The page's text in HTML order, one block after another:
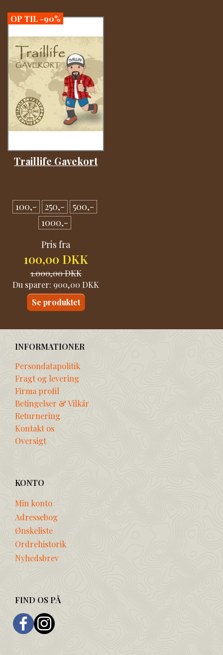
OP TIL -90%
Traillife Gavekort
100,- 250,-
500,-
1000,-
Pris fra
100,00 DKK
1.000,00 DKK
Du sparer: 900,00 DKK
Se produktet
INFORMATIONER
Persondatapolitik
Fragt og levering
Firma profil
Betingelser & Vilkår
Returnering
Kontakt os
Oversigt
KONTO
Min konto
Adressebog
Ønskeliste
Ordrehistorik
Nyhedsbrev
FIND OS PÅ